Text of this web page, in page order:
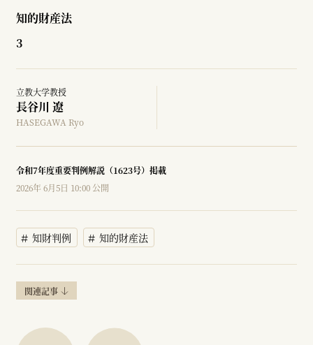
知的財産法
3
立教大学教授
長谷川 遼
HASEGAWA Ryo
令和7年度重要判例解説（1623号）掲載
2026年 6月5日 10:00 公開
知財判例 知的財産法
関連記事